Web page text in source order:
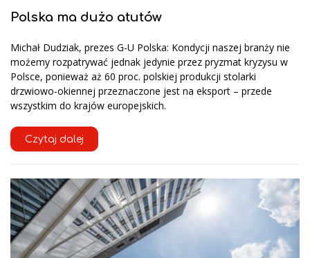
Polska ma dużo atutów
Michał Dudziak, prezes G-U Polska: Kondycji naszej branży nie
możemy rozpatrywać jednak jedynie przez pryzmat kryzysu w
Polsce, ponieważ aż 60 proc. polskiej produkcji stolarki
drzwiowo-okiennej przeznaczone jest na eksport – przede
wszystkim do krajów europejskich.
Czytaj dalej